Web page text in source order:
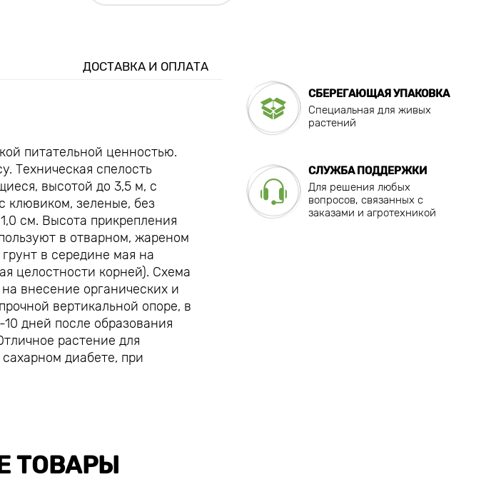
ДОСТАВКА И ОПЛАТА
питательной ценностью.
Техническая спелость
высотой до 3,5 м, с
клювиком, зеленые, без
см. Высота прикрепления
в отварном, жареном
в середине мая на
целостности корней). Схема
внесение органических и
вертикальной опоре, в
дней после образования
растение для
диабете, при
СБЕРЕГАЮЩАЯ УПАКОВКА
Специальная для живых
растений
СЛУЖБА ПОДДЕРЖКИ
Для решения любых
вопросов, связанных с
заказами и агротехникой
ТОВАРЫ